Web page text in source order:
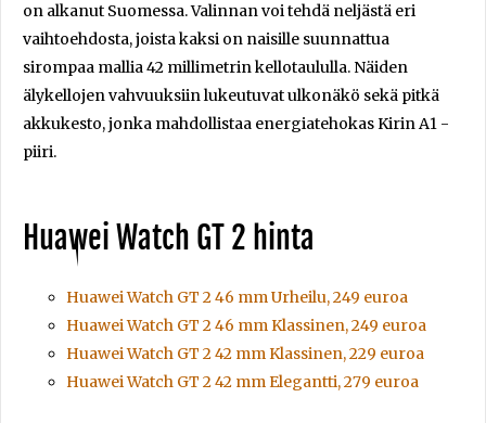
on alkanut Suomessa. Valinnan voi tehdä neljästä eri
vaihtoehdosta, joista kaksi on naisille suunnattua
sirompaa mallia 42 millimetrin kellotaululla. Näiden
älykellojen vahvuuksiin lukeutuvat ulkonäkö sekä pitkä
akkukesto, jonka mahdollistaa energiatehokas Kirin A1 -
piiri.
Huawei Watch GT 2 hinta
Huawei Watch GT 2 46 mm Urheilu, 249 euroa
Huawei Watch GT 2 46 mm Klassinen, 249 euroa
Huawei Watch GT 2 42 mm Klassinen, 229 euroa
Huawei Watch GT 2 42 mm Elegantti, 279 euroa